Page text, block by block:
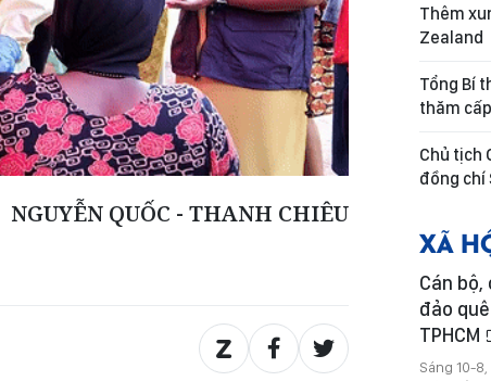
NGUYỄN QUỐC - THANH CHIÊU
Thêm
Zealand
Tổng Bí
thăm
Chủ tịch
đồng chí
XÃ
Cán bộ,
đảo
TPHCM
Sáng 10-